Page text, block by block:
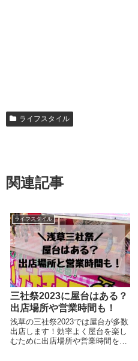
ライフスタイル
関連記事
ライフスタイル
三社祭2023に屋台はある？
出店場所や営業時間も！
浅草の三社祭2023では屋台が多数
出店します！効率よく屋台を楽し
むために出店場所や営業時間をチ